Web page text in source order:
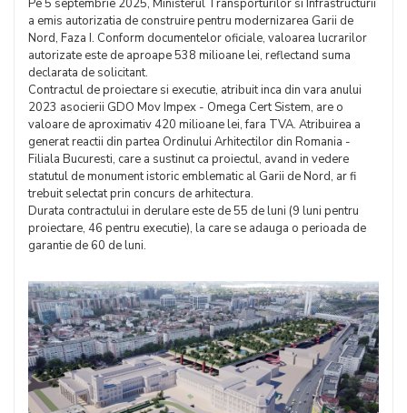
Pe 5 septembrie 2025, Ministerul Transporturilor si Infrastructurii
a emis autorizatia de construire pentru modernizarea Garii de
Nord, Faza I. Conform documentelor oficiale, valoarea lucrarilor
autorizate este de aproape 538 milioane lei, reflectand suma
declarata de solicitant.
Contractul de proiectare si executie, atribuit inca din vara anului
2023 asocierii GDO Mov Impex - Omega Cert Sistem, are o
valoare de aproximativ 420 milioane lei, fara TVA. Atribuirea a
generat reactii din partea Ordinului Arhitectilor din Romania -
Filiala Bucuresti, care a sustinut ca proiectul, avand in vedere
statutul de monument istoric emblematic al Garii de Nord, ar fi
trebuit selectat prin concurs de arhitectura.
Durata contractului in derulare este de 55 de luni (9 luni pentru
proiectare, 46 pentru executie), la care se adauga o perioada de
garantie de 60 de luni.